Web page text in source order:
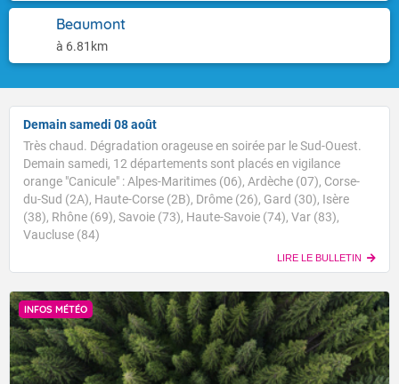
Beaumont
à 6.81km
Demain samedi 08 août
Très chaud. Dégradation orageuse en soirée par le Sud-Ouest.
Demain samedi, 12 départements sont placés en vigilance
orange "Canicule" : Alpes-Maritimes (06), Ardèche (07), Corse-
du-Sud (2A), Haute-Corse (2B), Drôme (26), Gard (30), Isère
(38), Rhône (69), Savoie (73), Haute-Savoie (74), Var (83),
Vaucluse (84)
LIRE LE BULLETIN
INFOS MÉTÉO